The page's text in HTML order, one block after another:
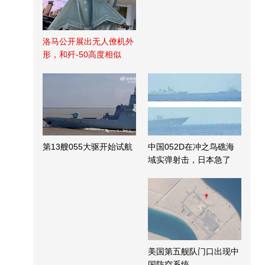
洛马公开展出无人僚机外
形，和歼-50高度相似
第13艘055大驱开始试航
中国052D在冲之鸟礁海
域实弹射击，日本急了
美国第五舰队门口出现中